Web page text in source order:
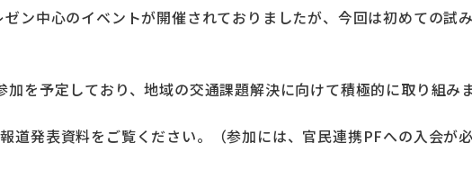
ン中心のイベントが開催されておりましたが、今回は初めての試
を予定しており、地域の交通課題解決に向けて積極的に取り組みま
発表資料をご覧ください。（参加には、官民連携PFへの入会が必